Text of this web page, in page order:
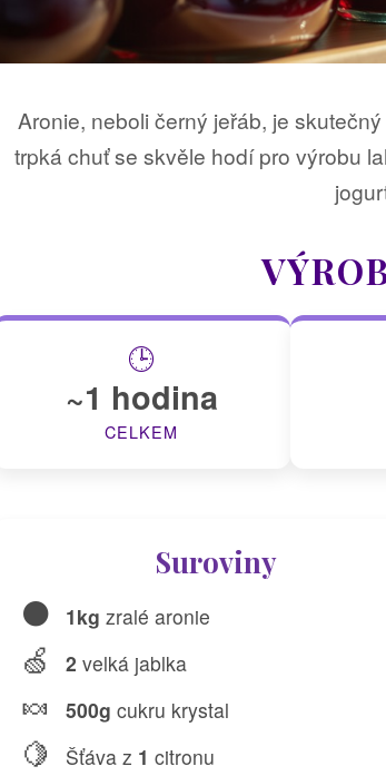
Aronie, neboli černý jeřáb, je
trpká chuť se skvěle hodí pro výrobu
🕒
~1 hodina
CELKEM
Suroviny
⚫ 1kg zralé aronie
🍏 2 velká jablka
🍬 500g cukru krystal
🍋 Šťáva z 1 citronu